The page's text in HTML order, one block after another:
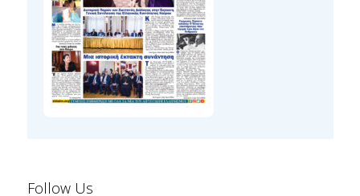
Follow Us